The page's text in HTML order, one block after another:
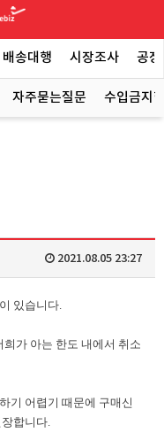
배송대행 시장조사 공
자주묻는질문 수입금지
2021.08.05 23:27
있습니다.
가 아는 한도 내에서 취소
기 어렵기 때문에 구매신
합니다.